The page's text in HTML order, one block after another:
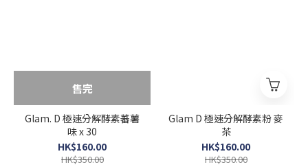
售完
Glam. D 極速分解酵素蕃薯
味 x 30
HK$160.00
HK$350.00
Glam D 極速分解酵素粉 麥
茶
HK$160.00
HK$350.00